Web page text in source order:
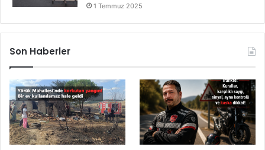
1 Temmuz 2025
Son Haberler